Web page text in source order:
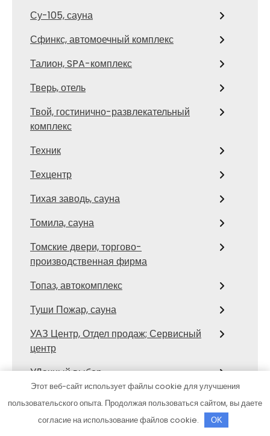
Су-105, сауна
Сфинкс, автомоечный комплекс
Талион, SPA-комплекс
Тверь, отель
Твой, гостинично-развлекательный
комплекс
Техник
Техцентр
Тихая заводь, сауна
Томила, сауна
Томские двери, торгово-
производственная фирма
Топаз, автокомплекс
Туши Пожар, сауна
УАЗ Центр, Отдел продаж; Сервисный
центр
УДачный выбор
Усадьба банная, комплекс элитного
Этот веб-сайт использует файлы cookie для улучшения
пользовательского опыта. Продолжая пользоваться сайтом, вы даете
согласие на использование файлов cookie.
OK